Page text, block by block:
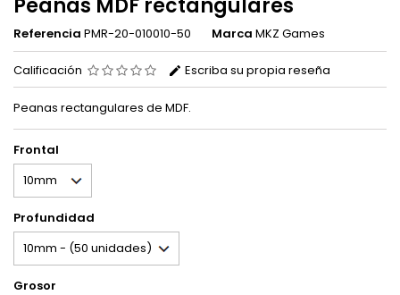
Peanas MDF rectangulares
Referencia PMR-20-010010-50 Marca MKZ Games
Calificación Escriba su propia reseña
Peanas rectangulares de MDF.
Frontal
Profundidad
Grosor